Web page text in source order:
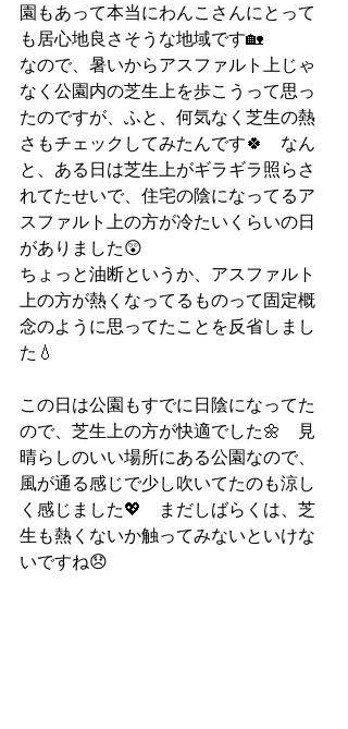
園もあって本当にわんこさんにとって
も居心地良さそうな地域です🏡
なので、暑いからアスファルト上じゃ
なく公園内の芝生上を歩こうって思っ
たのですが、ふと、何気なく芝生の熱
さもチェックしてみたんです🍀　なん
と、ある日は芝生上がギラギラ照らさ
れてたせいで、住宅の陰になってるア
スファルト上の方が冷たいくらいの日
がありました😲
ちょっと油断というか、アスファルト
上の方が熱くなってるものって固定概
念のように思ってたことを反省しまし
た💧
この日は公園もすでに日陰になってた
ので、芝生上の方が快適でした🌼　見
晴らしのいい場所にある公園なので、
風が通る感じで少し吹いてたのも涼し
く感じました💖　まだしばらくは、芝
生も熱くないか触ってみないといけな
いですね😞